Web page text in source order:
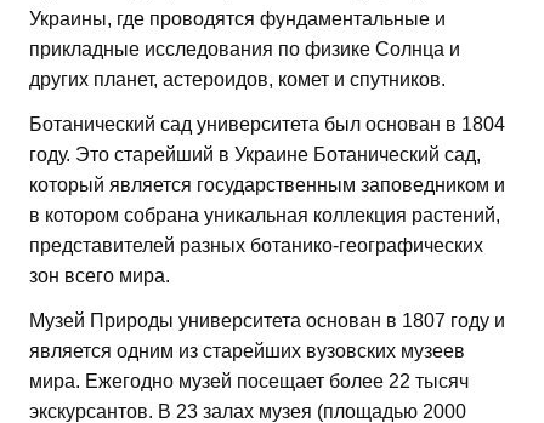
Украины, где проводятся фундаментальные и
прикладные исследования по физике Солнца и
других планет, астероидов, комет и спутников.
Ботанический сад университета был основан в 1804
году. Это старейший в Украине Ботанический сад,
который является государственным заповедником и
в котором собрана уникальная коллекция растений,
представителей разных ботанико-географических
зон всего мира.
Музей Природы университета основан в 1807 году и
является одним из старейших вузовских музеев
мира. Ежегодно музей посещает более 22 тысяч
экскурсантов. В 23 залах музея (площадью 2000